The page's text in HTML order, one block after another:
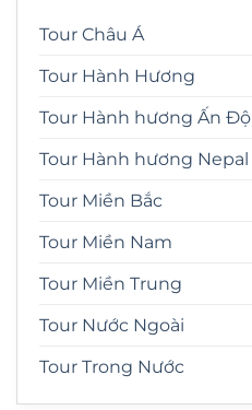
Tour Châu Á
Tour Hành Hương
Tour Hành hương Ấn Độ
Tour Hành hương Nepal
Tour Miền Bắc
Tour Miền Nam
Tour Miền Trung
Tour Nước Ngoài
Tour Trong Nước